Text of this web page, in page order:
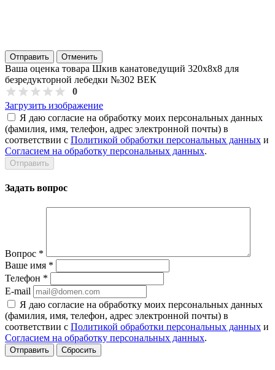
Отправить Отменить
Ваша оценка товара Шкив канатоведущий 320х8х8 для
безредукторной лебедки №302 ВЕК
0
Загрузить изображение
Я даю согласие на обработку моих персональных данных
(фамилия, имя, телефон, адрес электронной почты) в
соответствии с Политикой обработки персональных данных и
Согласием на обработку персональных данных.
Задать вопрос
Вопрос *
Ваше имя *
Телефон *
E-mail
Я даю согласие на обработку моих персональных данных
(фамилия, имя, телефон, адрес электронной почты) в
соответствии с Политикой обработки персональных данных и
Согласием на обработку персональных данных.
Сбросить